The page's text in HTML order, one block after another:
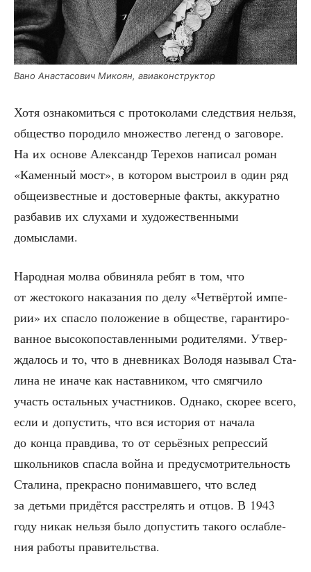
Вано Ана­ста­со­вич Мико­ян, авиаконструктор
Хотя озна­ко­мить­ся с про­то­ко­ла­ми след­ствия нель­зя,
обще­ство поро­ди­ло мно­же­ство легенд о заго­во­ре.
На их осно­ве Алек­сандр Тере­хов напи­сал роман
«Камен­ный мост», в кото­ром выстро­ил в один ряд
обще­из­вест­ные и досто­вер­ные фак­ты, акку­рат­но
раз­ба­вив их слу­ха­ми и худо­же­ствен­ны­ми
домыслами.
Народ­ная мол­ва обви­ня­ла ребят в том, что
от жесто­ко­го нака­за­ния по делу «Чет­вёр­той импе­
рии» их спас­ло поло­же­ние в обще­стве, гаран­ти­ро­
ван­ное высо­ко­по­став­лен­ны­ми роди­те­ля­ми. Утвер­
жда­лось и то, что в днев­ни­ках Воло­дя назы­вал Ста­
ли­на не ина­че как настав­ни­ком, что смяг­чи­ло
участь осталь­ных участ­ни­ков. Одна­ко, ско­рее все­го,
если и допу­стить, что вся исто­рия от нача­ла
до кон­ца прав­ди­ва, то от серьёз­ных репрес­сий
школь­ни­ков спас­ла вой­на и преду­смот­ри­тель­ность
Ста­ли­на, пре­крас­но пони­мав­ше­го, что вслед
за детьми при­дёт­ся рас­стре­лять и отцов. В 1943
году никак нель­зя было допу­стить тако­го ослаб­ле­
ния рабо­ты правительства.